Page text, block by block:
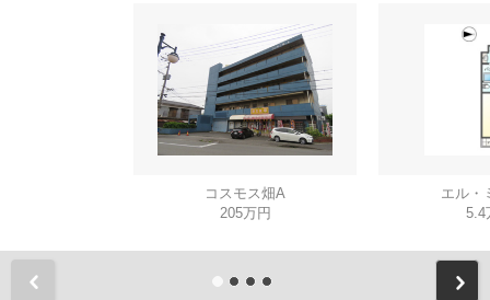
コスモス畑A
205万円
エル・
5.4